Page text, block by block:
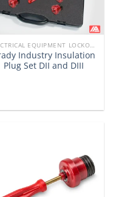
Industry Insulation
Plug Set DII and DIII